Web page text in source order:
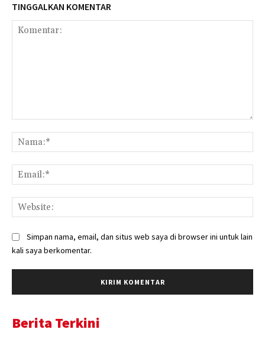
TINGGALKAN KOMENTAR
Simpan nama, email, dan situs web saya di browser ini untuk lain
kali saya berkomentar.
Berita Terkini